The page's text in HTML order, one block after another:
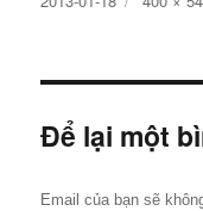
đủ
Để lại một
Email của bạn sẽ